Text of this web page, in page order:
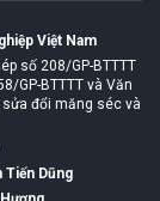
Việt Nam
số 208/GP-BTTTT
GP-BTTTT và Văn
sửa đổi măng séc và
Tiến Dũng